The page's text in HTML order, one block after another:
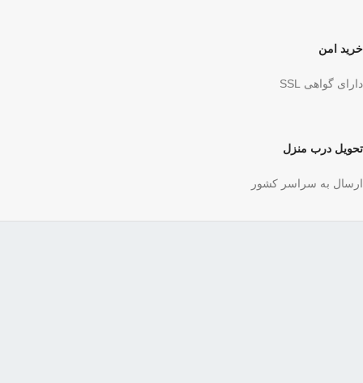
خرید امن
دارای گواهی SSL
تحویل درب منزل
ارسال به سراسر کشور